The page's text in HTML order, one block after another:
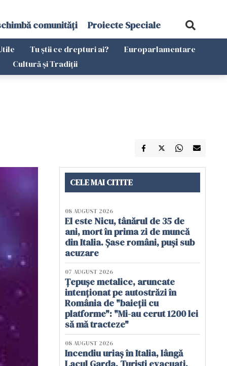
comunități Proiecte Speciale
Tu știi ce drepturi ai?
Europarlamentare
Cultură și Tradiții
CELE MAI CITITE
08 AUGUST 2026
El este Nicu, tânărul de 35 de
ani, mort în prima zi de muncă
din Italia. Șase români, puși sub
acuzare
07 AUGUST 2026
Țepușe metalice, aruncate
intenționat pe autostrăzi în
România de "baieții cu
platforme": "Mi-au cerut 1200 lei
să mă tracteze"
08 AUGUST 2026
Incendiu uriaș în Italia, lângă